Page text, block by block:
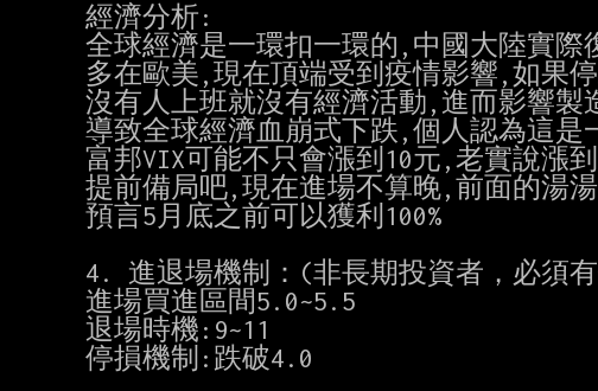
經濟分析:
全球經濟是一環扣一環的,中國大陸實
多在歐美,現在頂端受到疫情影響,如果
沒有人上班就沒有經濟活動,進而影響
導致全球經濟血崩式下跌,個人認為這
富邦VIX可能不只會漲到10元,老實說漲
提前備局吧,現在進場不算晚,前面的湯
預言5月底之前可以獲利100%
4. 進退場機制：(非長期投資者，必須
進場買進區間5.0~5.5
退場時機:9~11
停損機制:跌破4.0